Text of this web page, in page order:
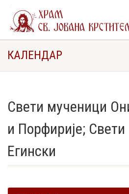
Егински
КАЛЕНДАР
Свети мученици
и Порфирије; Свети
Егински